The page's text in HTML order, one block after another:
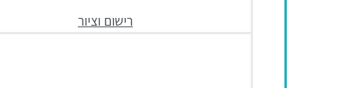
רישום וציור